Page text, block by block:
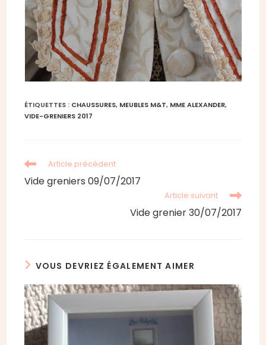
ÉTIQUETTES : CHAUSSURES, MEUBLES M&T, MME ALEXANDER,
VIDE-GRENIERS 2017
Read
more
articles
Article précédent
Vide greniers 09/07/2017
Article suivant
Vide grenier 30/07/2017
VOUS DEVRIEZ ÉGALEMENT AIMER